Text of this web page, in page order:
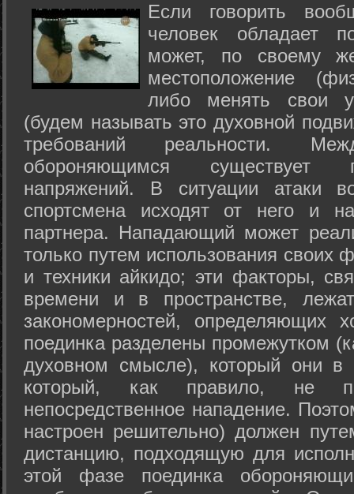
Если говорить
человек обладает
может, по своему
местоположение
либо менять свои
(будем называть это духовной
требований реальности.
обороняющимся существует
напряжений. В ситуации атаки
спортсмена исходят от него и
партнера. Нападающий может
только путем использования своих
и техники айкидо; эти факторы,
времени и в пространстве,
закономерностей, определяющих
поединка разделены промежутком
духовном смысле), который они в
который, как правило, не
непосредственное нападение.
настроен решительно) должен
дистанцию, подходящую для
этой фазе поединка